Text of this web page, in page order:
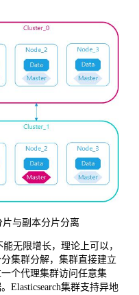
与副本分片分离
无限增长，理论上可以，
集群分解，集群直接建立
个代理集群访问任意集
Elasticsearch集群支持异地